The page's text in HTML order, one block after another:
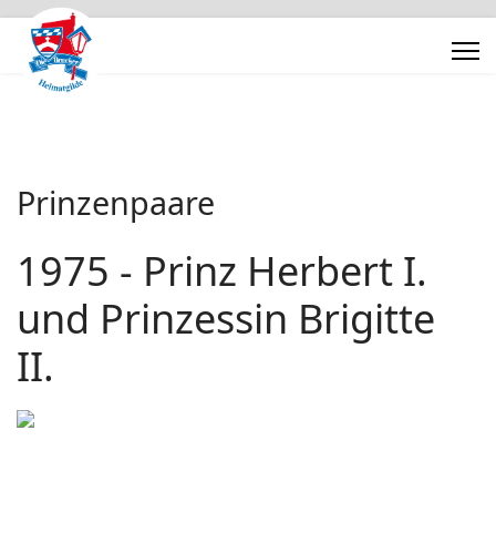
Prinzenpaare
1975 - Prinz Herbert I.
und Prinzessin Brigitte
II.